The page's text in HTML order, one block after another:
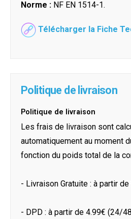
Norme : NF EN 1514-1.
Télécharger la Fiche
Politique de livraison
Politique de livraison
Les frais de livraison sont
automatiquement au moment
fonction du poids total de la
- Livraison Gratuite : à partir
- DPD : à partir de 4.99€ (24/